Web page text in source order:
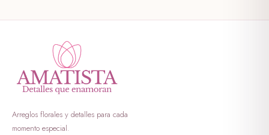
S/ 59.00
peluche george verde
S/ 349.00
peluche georgi morado
S/ 399.00
Arreglos florales y detalles para cada
momento especial.